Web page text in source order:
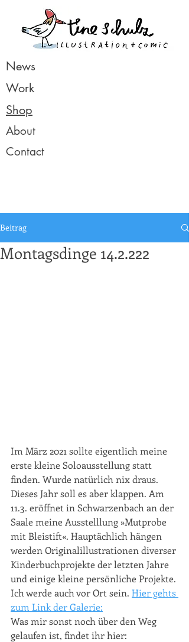
News
Work
Shop
About
Contact
Beitrag
Montagsdinge 14.2.222
Im März 2021 sollte eigentlich meine
erste kleine Soloausstellung statt
finden. Wurde natürlich nix draus.
Dieses Jahr soll es aber klappen. Am
11.3. eröffnet in Schwarzenbach an der
Saale meine Ausstelllung »Mutprobe
mit Bleistift«. Hauptächlich hängen
werden Originalillustrationen diverser
Kinderbuchprojekte der letzten Jahre
und einige kleine persönliche Projekte.
Ich werde auch vor Ort sein. Hier gehts
zum Link der Galerie:
Was mir sonst noch über den Weg
gelaufen ist, findet ihr hier: